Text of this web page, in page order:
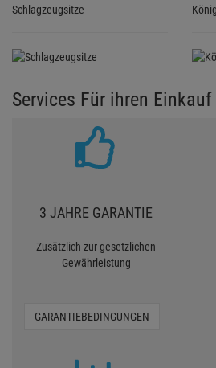
Schlagzeugsitze
Services Für ihren Einkauf
3 JAHRE GARANTIE
Zusätzlich zur gesetzlichen
Gewährleistung
GARANTIEBEDINGUNGEN